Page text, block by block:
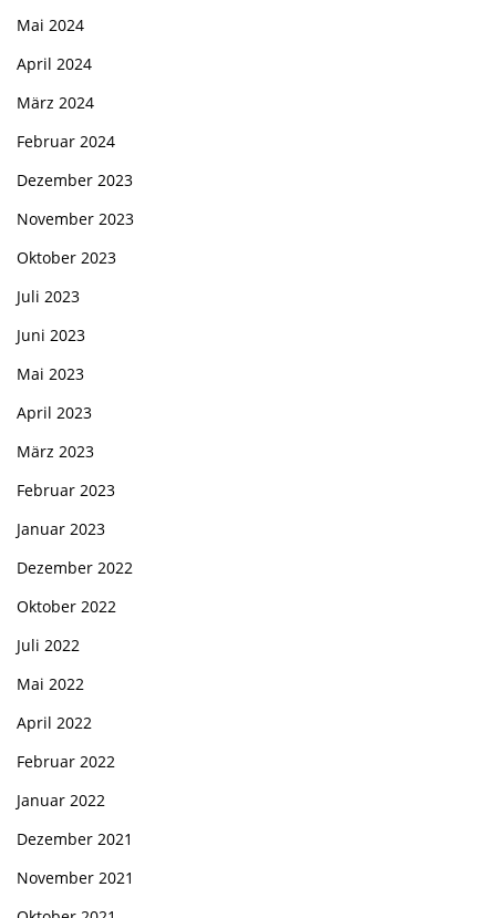
Mai 2024
April 2024
März 2024
Februar 2024
Dezember 2023
November 2023
Oktober 2023
Juli 2023
Juni 2023
Mai 2023
April 2023
März 2023
Februar 2023
Januar 2023
Dezember 2022
Oktober 2022
Juli 2022
Mai 2022
April 2022
Februar 2022
Januar 2022
Dezember 2021
November 2021